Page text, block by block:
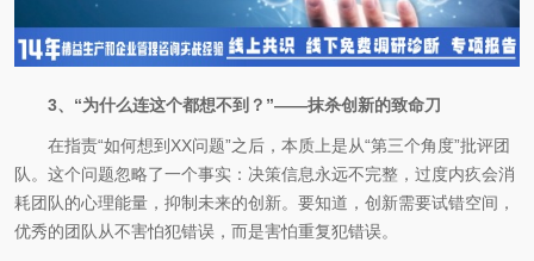
3、“为什么连这个都想不到？”——抹杀创新的致命刀
在指责“如何想到XX问题”之后，本质上是从“第三个角度”批评团
队。这个问题忽略了一个事实：决策信息永远不完整，过度内疚会消
耗团队的心理能量，抑制未来的创新。要知道，创新需要试错空间，
优秀的团队从不害怕犯错误，而是害怕重复犯错误。